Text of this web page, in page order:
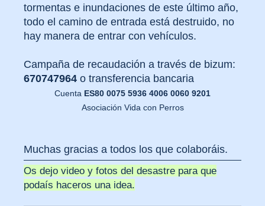
tormentas e inundaciones de este último año,
todo el camino de entrada está destruido, no
hay manera de entrar con vehículos.
Campaña de recaudación a través de bizum:
670747964 o transferencia bancaria
Cuenta ES80 0075 5936 4006 0060 9201
Asociación Vida con Perros
Muchas gracias a todos los que colaboráis.
Os dejo video y fotos del desastre para que
podaís haceros una idea.